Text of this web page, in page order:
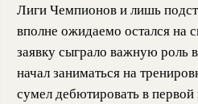
Лиги Чемпионов и лишь
вполне ожидаемо остался на
заявку сыграло важную роль
начал заниматься на
сумел дебютировать в первой